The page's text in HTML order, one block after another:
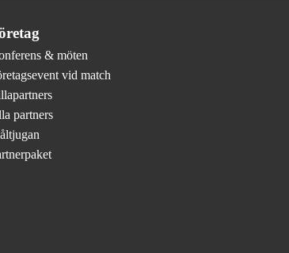
& möten
vid match
partners